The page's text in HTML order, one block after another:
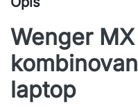
Wenger
laptop